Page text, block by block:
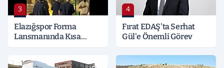
3
Elazığspor Forma
Lansmanında Kısa
4
Fırat EDAŞ'ta Serhat
Gül'e Önemli Görev